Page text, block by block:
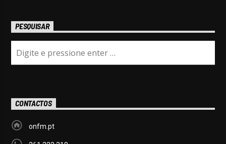
PESQUISAR
CONTACTOS
onfm.pt